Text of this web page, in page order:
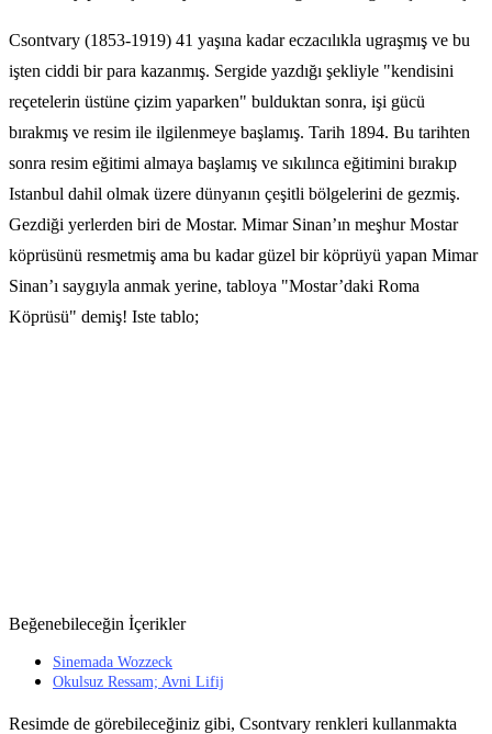
Csontvary (1853-1919) 41 yaşına kadar eczacılıkla ugraşmış ve bu
işten ciddi bir para kazanmış. Sergide yazdığı şekliyle "kendisini
reçetelerin üstüne çizim yaparken" bulduktan sonra, işi gücü
bırakmış ve resim ile ilgilenmeye başlamış. Tarih 1894. Bu tarihten
sonra resim eğitimi almaya başlamış ve sıkılınca eğitimini bırakıp
Istanbul dahil olmak üzere dünyanın çeşitli bölgelerini de gezmiş.
Gezdiği yerlerden biri de Mostar. Mimar Sinan’ın meşhur Mostar
köprüsünü resmetmiş ama bu kadar güzel bir köprüyü yapan Mimar
Sinan’ı saygıyla anmak yerine, tabloya "Mostar’daki Roma
Köprüsü" demiş! Iste tablo;
Beğenebileceğin İçerikler
Sinemada Wozzeck
Okulsuz Ressam; Avni Lifij
Resimde de görebileceğiniz gibi, Csontvary renkleri kullanmakta